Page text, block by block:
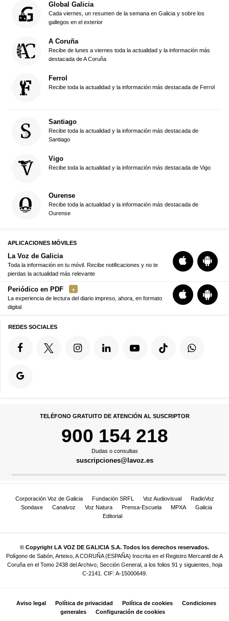
Global Galicia
Cada viernes, un resumen de la semana en Galicia y sobre los
gallegos en el exterior
A Coruña
Recibe de lunes a viernes toda la actualidad y la información más
destacada de A Coruña
Ferrol
Recibe toda la actualidad y la información más destacada de Ferrol
Santiago
Recibe toda la actualidad y la información más destacada de
Santiago
Vigo
Recibe toda la actualidad y la información más destacada de Vigo
Ourense
Recibe toda la actualidad y la información más destacada de
Ourense
APLICACIONES MÓVILES
La Voz de Galicia
Toda la información en tu móvil. Recibe notificaciones y no te
pierdas la actualidad más relevante
Periódico en PDF
La experiencia de lectura del diario impreso, ahora, en formato
digital
REDES SOCIALES
TELÉFONO GRATUITO DE ATENCIÓN AL SUSCRIPTOR
900 154 218
Dudas o consultas
suscripciones@lavoz.es
Corporación Voz de Galicia Fundación SRFL Voz Audiovisual
RadioVoz
Sondaxe
Canalvoz Voz Natura Prensa-Escuela MPXA
Galicia
Editorial
© Copyright LA VOZ DE GALICIA S.A. Todos los derechos reservados.
Polígono de Sabón, Arteixo, A CORUÑA (ESPAÑA) Inscrita en el Registro Mercantil de A
Coruña en el Tomo 2438 del Archivo, Sección General, a los folios 91 y siguientes, hoja
C-2141. CIF: A-15000649.
Aviso legal Política de privacidad Política de cookies
Condiciones
generales
Configuración de cookies